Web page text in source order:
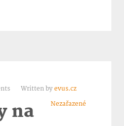
Written by evus.cz
Nezařazené
na